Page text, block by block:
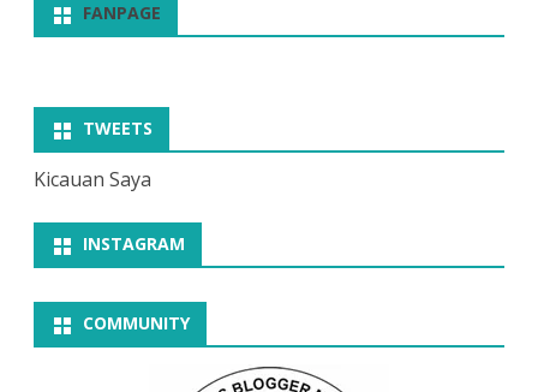
FANPAGE
TWEETS
Kicauan Saya
INSTAGRAM
COMMUNITY